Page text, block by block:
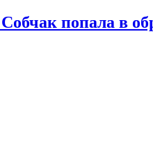
попала в